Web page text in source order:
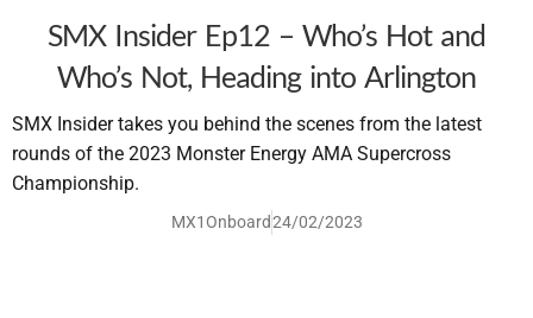
SMX Insider Ep12 – Who’s Hot and
Who’s Not, Heading into Arlington
SMX Insider takes you behind the scenes from the latest
rounds of the 2023 Monster Energy AMA Supercross
Championship.
MX1Onboard24/02/2023